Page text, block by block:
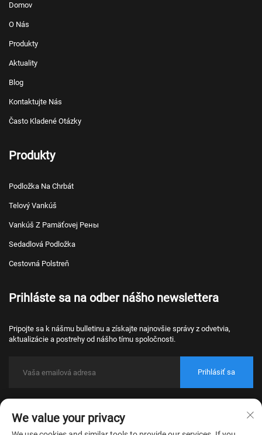
Domov
O Nás
Produkty
Aktuality
Blog
Kontaktujte Nás
Často Kladené Otázky
Produkty
Podložka Na Chrbát
Telový Vankúš
Vankúš Z Pamäťovej Pены
Sedadlová Podložka
Cestovná Polstreň
Prihláste sa na odber nášho newslettera
Pripojte sa k nášmu bulletinu a získajte najnovšie správy z odvetvia,
aktualizácie a postrehy od nášho tímu spoločnosti.
Prihlásiť sa
Všetky práva vyhradené.
Zásady ochrany súkromia
We value your privacy